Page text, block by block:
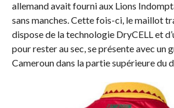
allemand avait fourni aux Lions
sans manches. Cette fois-ci, le maillot
dispose de la technologie DryCELL et
pour rester au sec, se présente avec un
Cameroun dans la partie supérieure du